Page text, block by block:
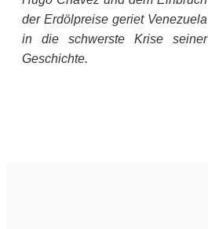
der Erdölpreise geriet Venezuela
in die schwerste Krise seiner
Geschichte.